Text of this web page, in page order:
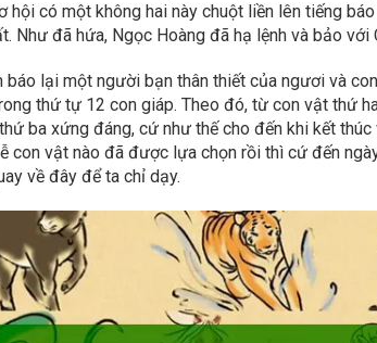
hội có một không hai này chuột liền lên tiếng
Như đã hứa, Ngọc Hoàng đã hạ lệnh và bảo với
báo lại một người bạn thân thiết của ngươi và
thứ tự 12 con giáp. Theo đó, từ con vật thứ
ba xứng đáng, cứ như thế cho đến khi kết thúc
con vật nào đã được lựa chọn rồi thì cứ đến
về đây để ta chỉ dạy.